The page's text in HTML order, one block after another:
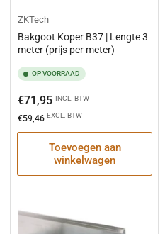
ZKTech
Bakgoot Koper B37 | Lengte 3
meter (prijs per meter)
OP VOORRAAD
Normale
prijs
€71,95 INCL. BTW
€59,46 EXCL. BTW
Toevoegen aan
winkelwagen